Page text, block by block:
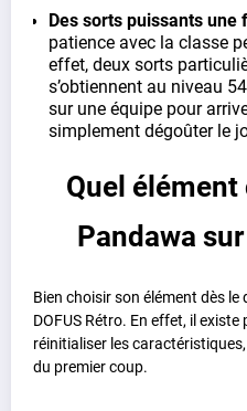
Des sorts puissants une
patience avec la classe
effet, deux sorts
s’obtiennent au niveau
sur une équipe pour
simplement dégoûter le
Quel
Pandawa
Bien choisir son élément dès
DOFUS Rétro. En effet, il
réinitialiser les
du premier coup.